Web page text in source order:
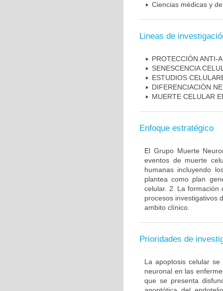
Ciencias médicas y
Lineas de
PROTECCIÓN ANTI-
SENESCENCIA
ESTUDIOS
DIFERENCIACIÒN
MUERTE CELULAR
Enfoque estratégico
El Grupo Muerte
eventos de muerte
humanas incluyendo
plantea como plan
celular. 2. La formación
procesos investigativos
ambito clínico.
Prioridades de
La apoptosis celular
neuronal en las
que se presenta